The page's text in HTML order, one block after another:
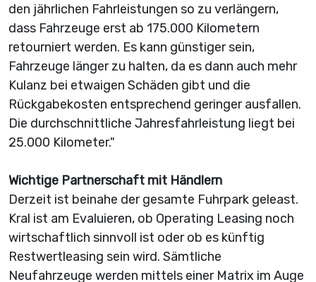
den jährlichen Fahrleistungen so zu verlängern,
dass Fahrzeuge erst ab 175.000 Kilometern
retourniert werden. Es kann günstiger sein,
Fahrzeuge länger zu halten, da es dann auch mehr
Kulanz bei etwaigen Schäden gibt und die
Rückgabekosten entsprechend geringer ausfallen.
Die durchschnittliche Jahresfahrleistung liegt bei
25.000 Kilometer."
Wichtige Partnerschaft mit Händlern
Derzeit ist beinahe der gesamte Fuhrpark geleast.
Kral ist am Evaluieren, ob Operating Leasing noch
wirtschaftlich sinnvoll ist oder ob es künftig
Restwertleasing sein wird. Sämtliche
Neufahrzeuge werden mittels einer Matrix im Auge